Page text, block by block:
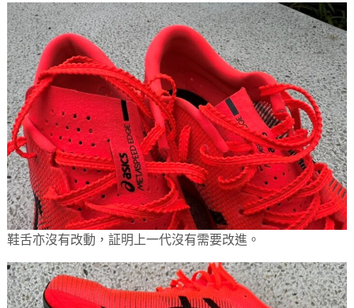
鞋舌亦沒有改動，証明上一代沒有需要改進。